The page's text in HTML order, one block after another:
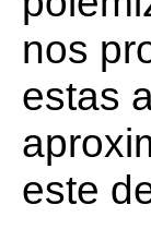
nos
estas
este